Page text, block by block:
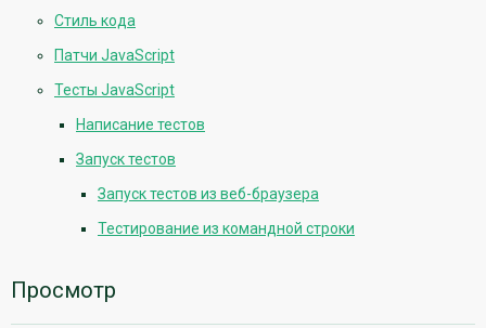
Стиль кода
Патчи JavaScript
Тесты JavaScript
Написание тестов
Запуск тестов
Запуск тестов из веб-браузера
Тестирование из командной строки
Просмотр